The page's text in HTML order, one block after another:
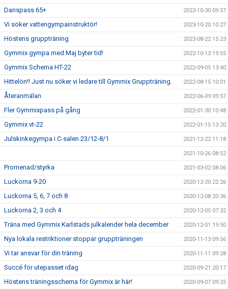
Danspass 65+ 2023-10-30 09:57
Vi söker vattengympainstruktör! 2023-10-20 10:27
Höstens gruppträning 2023-08-22 15:23
Gymmix gympa med Maj byter tid! 2022-10-13 19:55
Gymmix Schema HT-22 2022-09-05 13:40
Hittelön!! Just nu söker vi ledare till Gymmix Gruppträning. 2022-08-15 10:01
Återanmälan 2022-06-09 09:57
Fler Gymmixpass på gång 2022-01-30 10:48
Gymmix vt-22 2022-01-15 13:20
Julskinkegympa i C-salen 23/12-8/1 2021-12-22 11:18
2021-10-26 08:52
Promenad/styrka 2021-03-02 08:06
Luckorna 9-20 2020-12-20 22:26
Luckorna 5, 6, 7 och 8 2020-12-08 20:36
Luckorna 2, 3 och 4 2020-12-05 07:32
Träna med Gymmix Karlstads julkalender hela december 2020-12-01 19:50
Nya lokala restriktioner stoppar gruppträningen 2020-11-13 09:56
Vi tar ansvar för din träning 2020-11-11 09:28
Succé för utepasset idag 2020-09-21 20:17
Höstens träningsschema för Gymmix är här! 2020-09-07 09:25